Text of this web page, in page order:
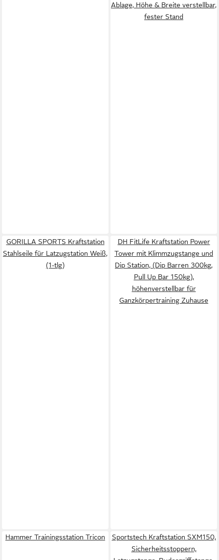
Ablage, Höhe & Breite verstellbar,
fester Stand
GORILLA SPORTS Kraftstation
Stahlseile für Latzugstation Weiß,
(1-tlg)
DH FitLife Kraftstation Power
Tower mit Klimmzugstange und
Dip Station, (Dip Barren 300kg,
Pull Up Bar 150kg),
höhenverstellbar für
Ganzkörpertraining Zuhause
Hammer Trainingsstation Tricon
Sportstech Kraftstation SXM150,
Sicherheitsstoppern,